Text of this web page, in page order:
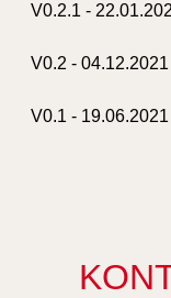
V0.2.1 -
V0.2 - 04.12.2021
V0.1 - 19.06.2021